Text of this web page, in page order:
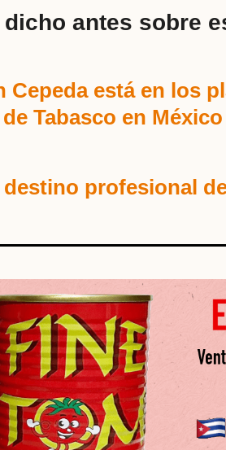
antes sobre
Cepeda está en los
Tabasco en México
profesional